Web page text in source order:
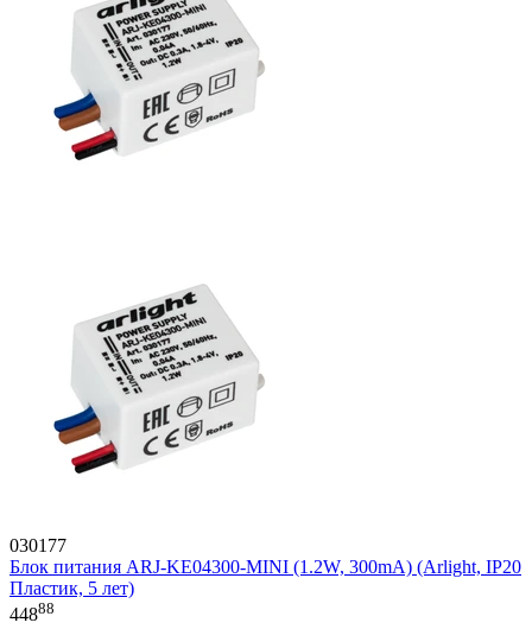
030177
Блок питания ARJ-KE04300-MINI (1.2W, 300mA) (Arlight, IP20
Пластик, 5 лет)
44888